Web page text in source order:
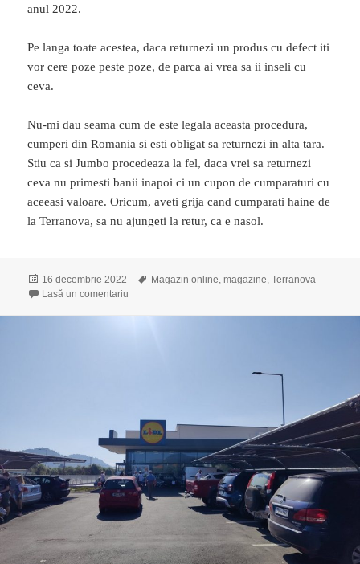
anul 2022.
Pe langa toate acestea, daca returnezi un produs cu defect iti
vor cere poze peste poze, de parca ai vrea sa ii inseli cu
ceva.
Nu-mi dau seama cum de este legala aceasta procedura,
cumperi din Romania si esti obligat sa returnezi in alta tara.
Stiu ca si Jumbo procedeaza la fel, daca vrei sa returnezi
ceva nu primesti banii inapoi ci un cupon de cumparaturi cu
aceeasi valoare. Oricum, aveti grija cand cumparati haine de
la Terranova, sa nu ajungeti la retur, ca e nasol.
Publicat
pe
16 decembrie 2022 Etichete
Magazin online ,magazine ,Terranova
Lasă un comentariu